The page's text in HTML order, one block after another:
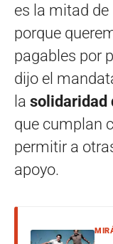
es la mitad
porque
pagables por
dijo el
la solidaridad
que cumplan
permitir a
apoyo.